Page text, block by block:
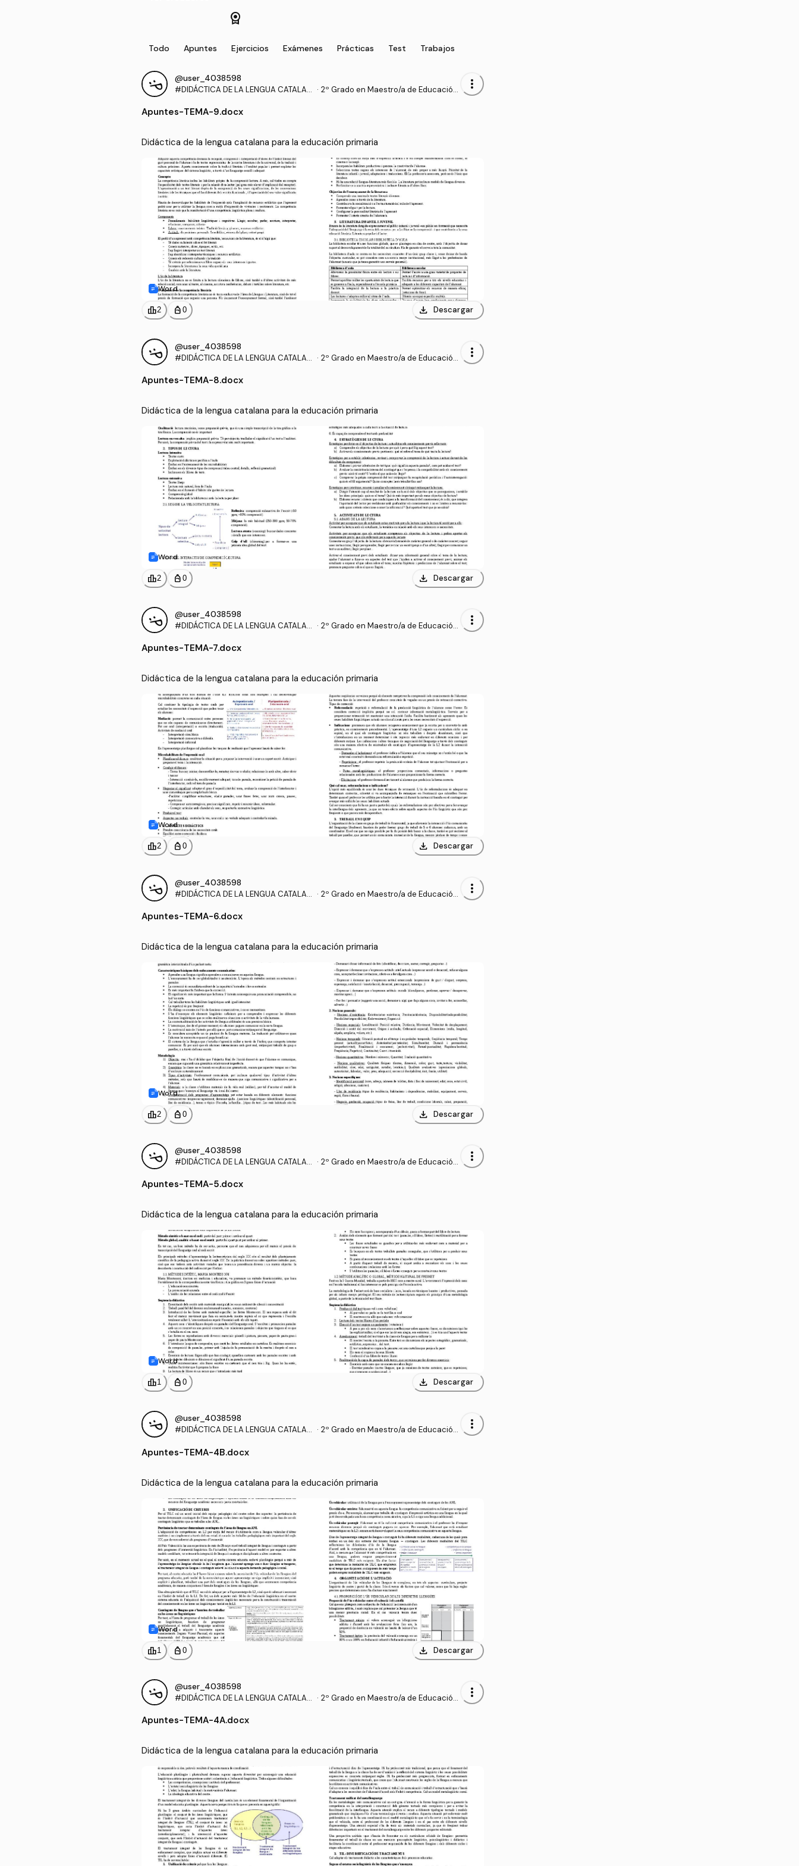
license
Todo Apuntes Ejercicios Exámenes Prácticas Test Trabajos
@user_4038598
#DIDÁCTICA DE LA LENGUA CATALAN · 2º Grado en Maestro/a de Educación
more_vert
Apuntes-TEMA-9.docx
Didáctica de la lengua catalana para la educación primaria
Word
leaderboard2 personal_bag 0 download Descargar
@user_4038598
#DIDÁCTICA DE LA LENGUA CATALAN · 2º Grado en Maestro/a de Educación
more_vert
Apuntes-TEMA-8.docx
Didáctica de la lengua catalana para la educación primaria
Word
leaderboard2 personal_bag 0 download Descargar
@user_4038598
#DIDÁCTICA DE LA LENGUA CATALAN · 2º Grado en Maestro/a de Educación
more_vert
Apuntes-TEMA-7.docx
Didáctica de la lengua catalana para la educación primaria
Word
leaderboard2 personal_bag 0 download Descargar
@user_4038598
#DIDÁCTICA DE LA LENGUA CATALAN · 2º Grado en Maestro/a de Educación
more_vert
Apuntes-TEMA-6.docx
Didáctica de la lengua catalana para la educación primaria
Word
leaderboard2 personal_bag 0 download Descargar
@user_4038598
#DIDÁCTICA DE LA LENGUA CATALAN · 2º Grado en Maestro/a de Educación
more_vert
Apuntes-TEMA-5.docx
Didáctica de la lengua catalana para la educación primaria
Word
leaderboard1 personal_bag 0 download Descargar
@user_4038598
#DIDÁCTICA DE LA LENGUA CATALAN · 2º Grado en Maestro/a de Educación
more_vert
Apuntes-TEMA-4B.docx
Didáctica de la lengua catalana para la educación primaria
Word
leaderboard1 personal_bag 0 download Descargar
@user_4038598
#DIDÁCTICA DE LA LENGUA CATALAN · 2º Grado en Maestro/a de Educación
more_vert
Apuntes-TEMA-4A.docx
Didáctica de la lengua catalana para la educación primaria